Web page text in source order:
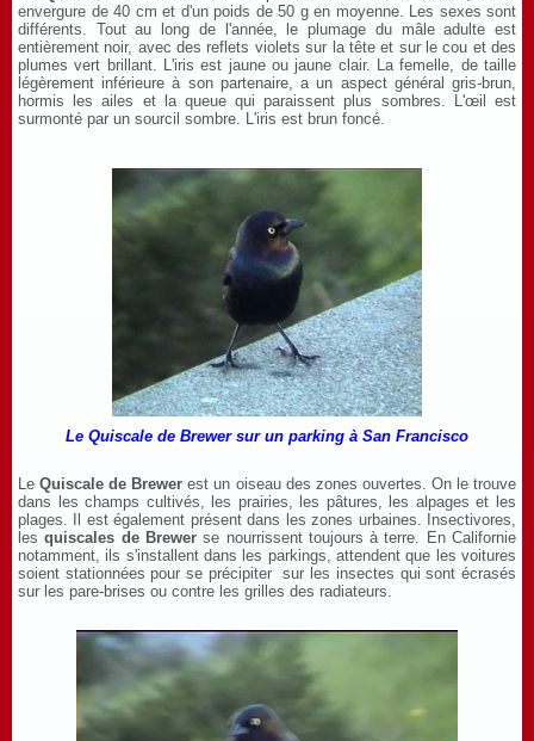
envergure de 40 cm et d'un poids de 50 g en moyenne. Les sexes sont
différents. Tout au long de l'année, le plumage du mâle adulte est
entièrement noir, avec des reflets violets sur la tête et sur le cou et des
plumes vert brillant. L'iris est jaune ou jaune clair. La femelle, de taille
légèrement inférieure à son partenaire, a un aspect général gris-brun,
hormis les ailes et la queue qui paraissent plus sombres. L'œil est
surmonté par un sourcil sombre. L'iris est brun foncé.
Le Quiscale de Brewer sur un parking à San Francisco
LeQuiscale de Brewer est un oiseau des zones ouvertes. On le trouve
dans les champs cultivés, les prairies, les pâtures, les alpages et les
plages. Il est également présent dans les zones urbaines. Insectivores,
lesquiscales de Brewerse nourrissent toujours à terre. En Californie
notamment, ils s'installent dans les parkings, attendent que les voitures
soient stationnées pour se précipiter sur les insectes qui sont écrasés
sur les pare-brises ou contre les grilles des radiateurs.